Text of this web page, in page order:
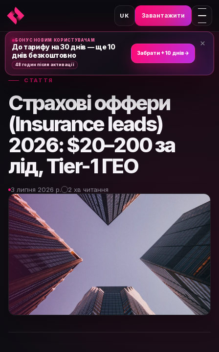
UK Завантажити
Головна›Новини та статті›
СТАТТЯ
Страхові оффери
(Insurance leads)
2026: $20–200 за
лід, Tier-1 ГЕО
3 липня 2026 р. 2 хв читання
БОНУС НОВИМ КОРИСТУВАЧАМ
До тарифу на 30 днів — ще 10
днів безкоштовно
48 годин після активації
Забрати +10 днів→
×